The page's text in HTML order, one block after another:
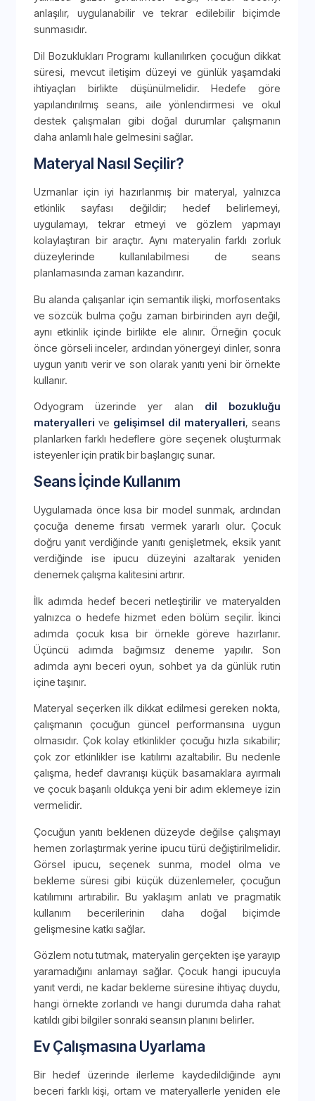
anlaşılır, uygulanabilir ve tekrar edilebilir biçimde
sunmasıdır.
Dil Bozuklukları Programı kullanılırken çocuğun dikkat
süresi, mevcut iletişim düzeyi ve günlük yaşamdaki
ihtiyaçları birlikte düşünülmelidir. Hedefe göre
yapılandırılmış seans, aile yönlendirmesi ve okul
destek çalışmaları gibi doğal durumlar çalışmanın
daha anlamlı hale gelmesini sağlar.
Materyal Nasıl Seçilir?
Uzmanlar için iyi hazırlanmış bir materyal, yalnızca
etkinlik sayfası değildir; hedef belirlemeyi,
uygulamayı, tekrar etmeyi ve gözlem yapmayı
kolaylaştıran bir araçtır. Aynı materyalin farklı zorluk
düzeylerinde kullanılabilmesi de seans
planlamasında zaman kazandırır.
Bu alanda çalışanlar için semantik ilişki, morfosentaks
ve sözcük bulma çoğu zaman birbirinden ayrı değil,
aynı etkinlik içinde birlikte ele alınır. Örneğin çocuk
önce görseli inceler, ardından yönergeyi dinler, sonra
uygun yanıtı verir ve son olarak yanıtı yeni bir örnekte
kullanır.
Odyogram üzerinde yer alan dil bozukluğu
materyalleri ve gelişimsel dil materyalleri, seans
planlarken farklı hedeflere göre seçenek oluşturmak
isteyenler için pratik bir başlangıç sunar.
Seans İçinde Kullanım
Uygulamada önce kısa bir model sunmak, ardından
çocuğa deneme fırsatı vermek yararlı olur. Çocuk
doğru yanıt verdiğinde yanıtı genişletmek, eksik yanıt
verdiğinde ise ipucu düzeyini azaltarak yeniden
denemek çalışma kalitesini artırır.
İlk adımda hedef beceri netleştirilir ve materyalden
yalnızca o hedefe hizmet eden bölüm seçilir. İkinci
adımda çocuk kısa bir örnekle göreve hazırlanır.
Üçüncü adımda bağımsız deneme yapılır. Son
adımda aynı beceri oyun, sohbet ya da günlük rutin
içine taşınır.
Materyal seçerken ilk dikkat edilmesi gereken nokta,
çalışmanın çocuğun güncel performansına uygun
olmasıdır. Çok kolay etkinlikler çocuğu hızla sıkabilir;
çok zor etkinlikler ise katılımı azaltabilir. Bu nedenle
çalışma, hedef davranışı küçük basamaklara ayırmalı
ve çocuk başarılı oldukça yeni bir adım eklemeye izin
vermelidir.
Çocuğun yanıtı beklenen düzeyde değilse çalışmayı
hemen zorlaştırmak yerine ipucu türü değiştirilmelidir.
Görsel ipucu, seçenek sunma, model olma ve
bekleme süresi gibi küçük düzenlemeler, çocuğun
katılımını artırabilir. Bu yaklaşım anlatı ve pragmatik
kullanım becerilerinin daha doğal biçimde
gelişmesine katkı sağlar.
Gözlem notu tutmak, materyalin gerçekten işe yarayıp
yaramadığını anlamayı sağlar. Çocuk hangi ipucuyla
yanıt verdi, ne kadar bekleme süresine ihtiyaç duydu,
hangi örnekte zorlandı ve hangi durumda daha rahat
katıldı gibi bilgiler sonraki seansın planını belirler.
Ev Çalışmasına Uyarlama
Bir hedef üzerinde ilerleme kaydedildiğinde aynı
beceri farklı kişi, ortam ve materyallerle yeniden ele